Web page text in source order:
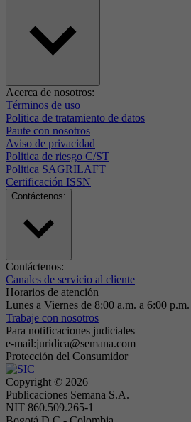
Acerca de nosotros:
Términos de uso
Politica de tratamiento de datos
Paute con nosotros
Aviso de privacidad
Politica de riesgo C/ST
Politica SAGRILAFT
Certificación ISSN
Contáctenos:
Contáctenos:
Canales de servicio al cliente
Horarios de atención
Lunes a Viernes de 8:00 a.m. a 6:00 p.m.
Trabaje con nosotros
Para notificaciones judiciales
e-mail:juridica@semana.com
Protección del Consumidor
Copyright © 2026
Publicaciones Semana S.A.
NIT 860.509.265-1